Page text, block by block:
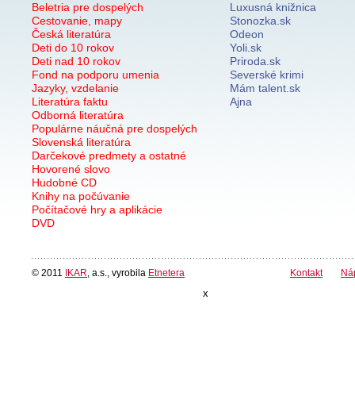
Beletria pre dospelých
Cestovanie, mapy
Česká literatúra
Deti do 10 rokov
Deti nad 10 rokov
Fond na podporu umenia
Jazyky, vzdelanie
Literatúra faktu
Odborná literatúra
Populárne náučná pre dospelých
Slovenská literatúra
Darčekové predmety a ostatné
Hovorené slovo
Hudobné CD
Knihy na počúvanie
Počítačové hry a aplikácie
DVD
Luxusná knižnica
Stonozka.sk
Odeon
Yoli.sk
Priroda.sk
Severské krimi
Mám talent.sk
Ajna
© 2011 IKAR , a.s., vyrobila Etnetera Kontakt
x